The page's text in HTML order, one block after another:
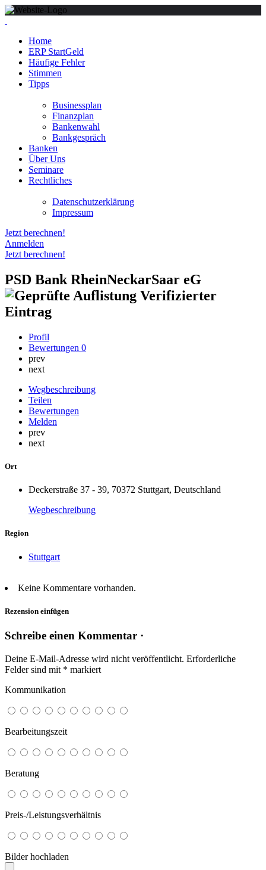
Home
ERP StartGeld
Häufige Fehler
Stimmen
Tipps
Businessplan
Finanzplan
Bankenwahl
Bankgespräch
Banken
Über Uns
Seminare
Rechtliches
Datenschutzerklärung
Impressum
Jetzt berechnen!
Anmelden
Jetzt berechnen!
PSD Bank RheinNeckarSaar eG
Verifizierter
Eintrag
Profil
Bewertungen 0
prev
next
Wegbeschreibung
Teilen
Bewertungen
Melden
prev
next
Ort
Deckerstraße 37 - 39, 70372 Stuttgart, Deutschland
Wegbeschreibung
Region
Stuttgart
Keine Kommentare vorhanden.
Rezension einfügen
Schreibe einen Kommentar ·
Deine E-Mail-Adresse wird nicht veröffentlicht. Erforderliche
Felder sind mit * markiert
Kommunikation
Bearbeitungszeit
Beratung
Preis-/Leistungsverhältnis
Bilder hochladen